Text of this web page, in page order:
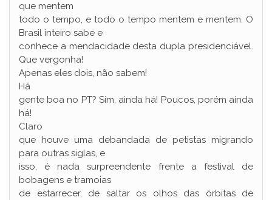
que mentem
todo o tempo, e todo o tempo mentem e mentem. O
Brasil inteiro sabe e
conhece a mendacidade desta dupla presidenciável.
Que vergonha!
Apenas eles dois, não sabem!
Há
gente boa no PT? Sim, ainda há! Poucos, porém ainda
há!
Claro
que houve uma debandada de petistas migrando
para outras siglas, e
isso, é nada surpreendente frente a festival de
bobagens e tramoias
de estarrecer, de saltar os olhos das órbitas de